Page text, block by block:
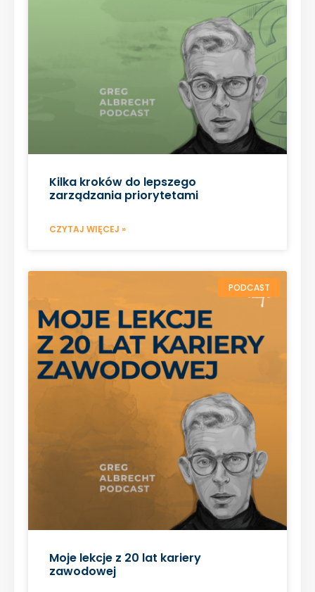
Kilka kroków do lepszego
zarządzania priorytetami
CZYTAJ WIĘCEJ »
PODCAST
Moje lekcje z 20 lat kariery
zawodowej